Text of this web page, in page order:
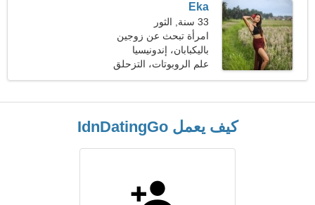
Eka
33 سنة, الثور
امرأة تبحث عن زوجين
باليكبابان، إندونيسيا
علم الروبوتات، التزحلق
كيف يعمل IdnDatingGo